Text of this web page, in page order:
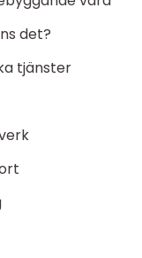
det?
tjänster